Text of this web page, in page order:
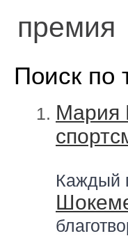
премия
Поиск по
Мария
Каждый